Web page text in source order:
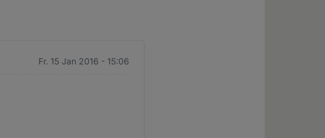
Fr. 15 Jan 2016 - 15:06